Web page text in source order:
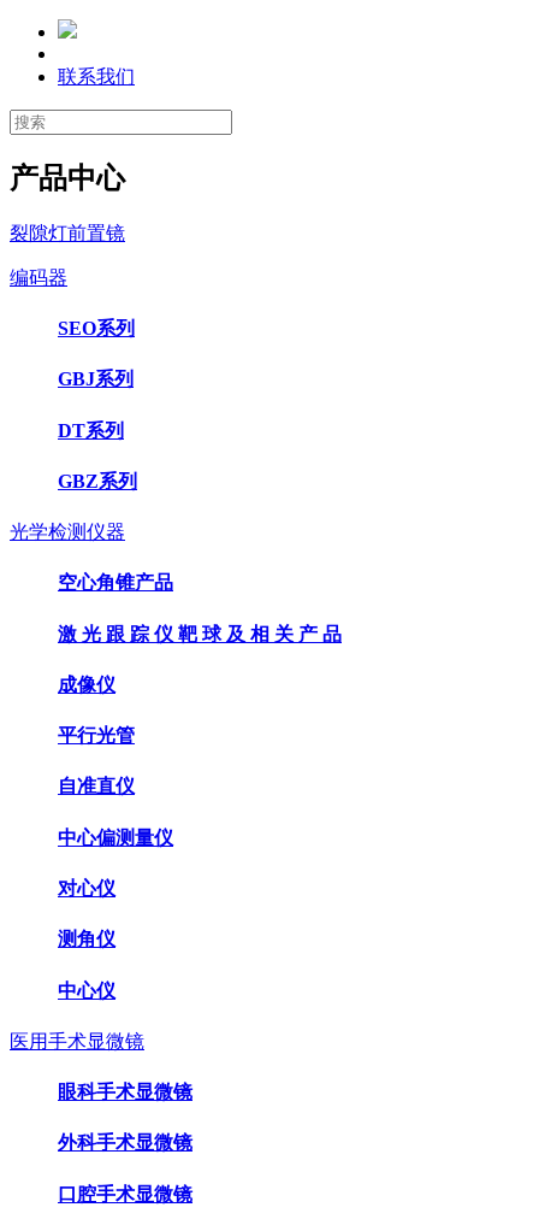
联系我们
产品中心
裂隙灯前置镜
编码器
SEO系列
GBJ系列
DT系列
GBZ系列
光学检测仪器
空心角锥产品
激 光 跟 踪 仪 靶 球 及 相 关 产 品
成像仪
平行光管
自准直仪
中心偏测量仪
对心仪
测角仪
中心仪
医用手术显微镜
眼科手术显微镜
外科手术显微镜
口腔手术显微镜